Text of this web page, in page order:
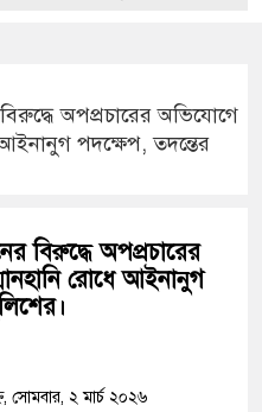
অপপ্রচারের অভিযোগে
পদক্ষেপ, তদন্তের
বিরুদ্ধে অপপ্রচারের
রোধে আইনানুগ
২ মার্চ ২০২৬